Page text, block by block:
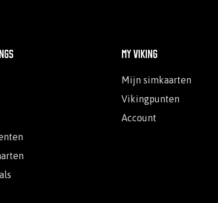
My Viking
Mijn simkaarten
Vikingpunten
Account